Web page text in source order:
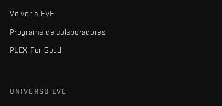
Volver a EVE
Programa de colaboradores
PLEX For Good
UNIVERSO EVE